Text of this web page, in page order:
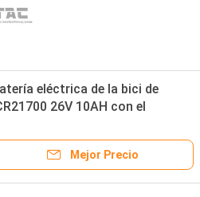
eléctrica de la bici de
26V 10AH con el
Mejor Precio